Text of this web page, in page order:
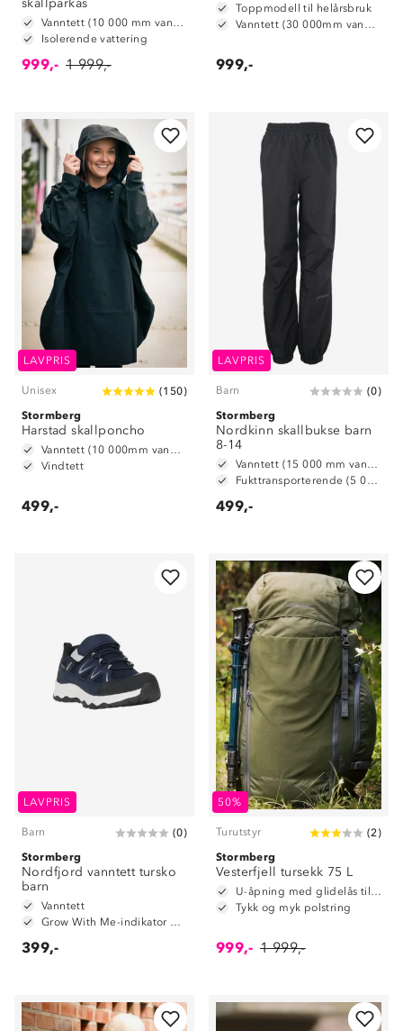
skallparkas
Vanntett (10 000 mm vannsøyle)
Isolerende vattering
999,- 1 999,-
Toppmodell til helårsbruk
Vanntett (30 000mm vannsøyle)
999,-
LAVPRIS
Unisex (150)
Stormberg
Harstad skallponcho
Vanntett (10 000mm vannsøyle)
Vindtett
499,-
LAVPRIS
Barn (0)
Stormberg
Nordkinn skallbukse barn
8-14
Vanntett (15 000 mm vannsøyle)
Fukttransporterende (5 000 g/m2/24t)
499,-
LAVPRIS
Barn (0)
Stormberg
Nordfjord vanntett tursko
barn
Vanntett
Grow With Me-indikator på innersåle
399,-
50%
Turutstyr (2)
Stormberg
Vesterfjell tursekk 75 L
U-åpning med glidelås til hovedrom
Tykk og myk polstring
999,- 1 999,-